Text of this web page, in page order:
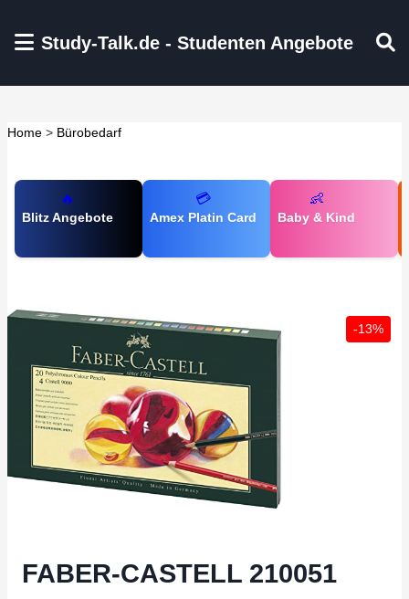
Study-Talk.de - Studenten Angebote
Home > Bürobedarf
🔥
Blitz Angebote
💳
Amex Platin Card
👶
Baby & Kind
-13%
FABER-CASTELL 210051